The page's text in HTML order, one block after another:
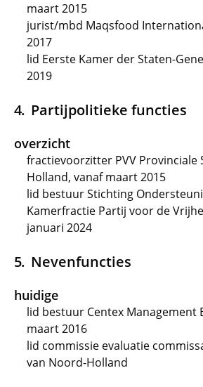
maart 2015
jurist/mbd Maqsfood
2017
lid Eerste Kamer der Staten-
2019
Partijpolitieke functies
overzicht
fractievoorzitter PVV Provinciale
Holland, vanaf maart 2015
lid bestuur Stichting
Kamerfractie Partij voor de
januari 2024
Nevenfuncties
huidige
lid bestuur Centex Management
maart 2016
lid commissie evaluatie
van Noord-Holland